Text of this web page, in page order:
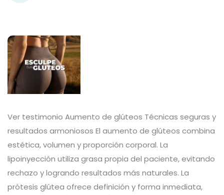
Ver testimonio Aumento de glúteos Técnicas seguras y
resultados armoniosos El aumento de glúteos combina
estética, volumen y proporción corporal. La
lipoinyección utiliza grasa propia del paciente, evitando
rechazo y logrando resultados más naturales. La
prótesis glútea ofrece definición y forma inmediata,